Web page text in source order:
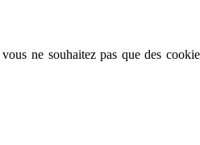
ne souhaitez pas que des